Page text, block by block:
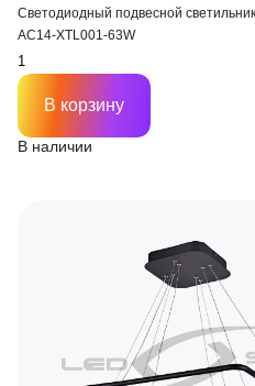
Светодиодный подвесной
AC14-XTL001-63W
В наличии
В корзину